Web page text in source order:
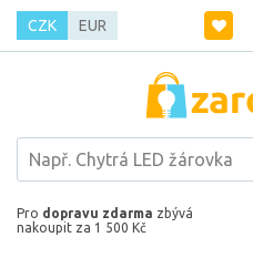
CZK EUR
Pro dopravu zdarma zbývá
nakoupit za 1 500 Kč